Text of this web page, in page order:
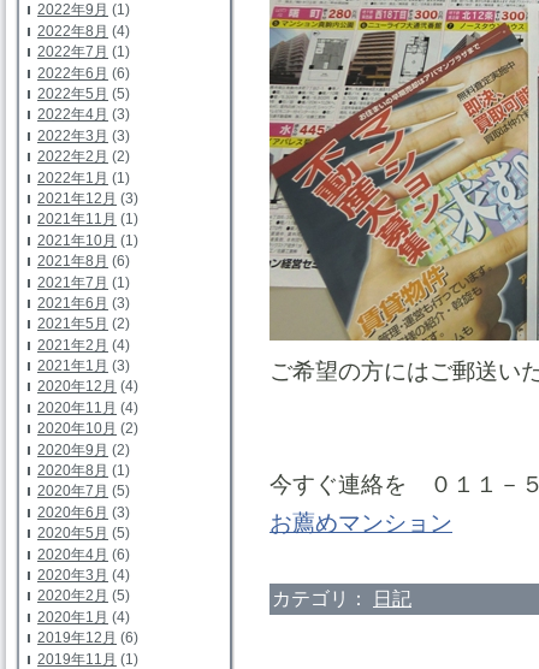
2022年9月 (1)
2022年8月 (4)
2022年7月 (1)
2022年6月 (6)
2022年5月 (5)
2022年4月 (3)
2022年3月 (3)
2022年2月 (2)
2022年1月 (1)
2021年12月 (3)
2021年11月 (1)
2021年10月 (1)
2021年8月 (6)
2021年7月 (1)
2021年6月 (3)
2021年5月 (2)
2021年2月 (4)
2021年1月 (3)
2020年12月 (4)
2020年11月 (4)
2020年10月 (2)
2020年9月 (2)
2020年8月 (1)
2020年7月 (5)
2020年6月 (3)
2020年5月 (5)
2020年4月 (6)
2020年3月 (4)
2020年2月 (5)
2020年1月 (4)
2019年12月 (6)
2019年11月 (1)
ご希望の方にはご郵送い
今すぐ連絡を ０１１－
お薦めマンション
カテゴリ： 日記